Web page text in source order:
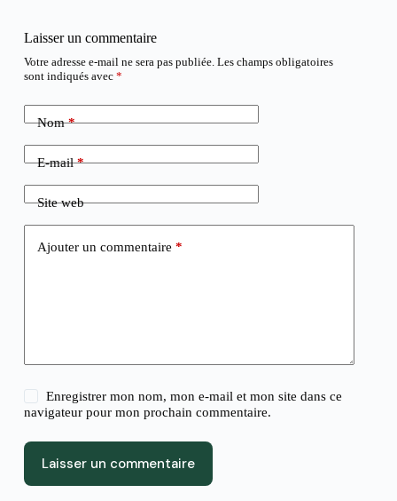
Laisser un commentaire
Votre adresse e-mail ne sera pas publiée. Les champs obligatoires
sont indiqués avec *
Nom*
E-mail*
Site web
Ajouter un commentaire *
Enregistrer mon nom, mon e-mail et mon site dans ce
navigateur pour mon prochain commentaire.
Laisser un commentaire